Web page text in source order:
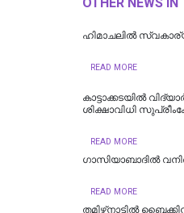
ഹിമാചലിൽ
READ MORE
കാട്ടാക്കടയില്‍
ശിക്ഷാവിധി
READ MORE
ഗാസിയാബാദിൽ
READ MORE
തമിഴ്‌നാട്ടില്‍